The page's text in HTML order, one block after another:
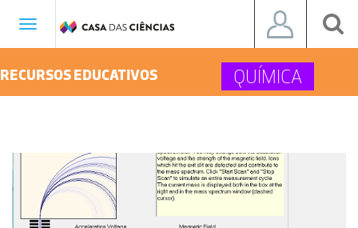
Toggle
RECURSOS EDUCATIVOS QUÍMICA